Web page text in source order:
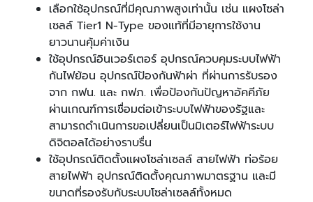
เลือกใช้อุปกรณ์ที่มีคุณภาพสูงเท่านั้น เช่น แผงโซล่า
เซลล์ Tier1 N-Type ของแท้ที่มีอายุการใช้งาน
ยาวนานคุ้มค่าเงิน
ใช้อุปกรณ์อินเวอร์เตอร์ อุปกรณ์ควบคุมระบบไฟฟ้า
กันไฟย้อน อุปกรณ์ป้องกันฟ้าผ่า ที่ผ่านการรับรอง
จาก กฟน. และ กฟภ. เพื่อป้องกันปัญหาอัคคีภัย
ผ่านเกณฑ์การเชื่อมต่อเข้าระบบไฟฟ้าของรัฐและ
สามารถดำเนินการขอเปลี่ยนเป็นมิเตอร์ไฟฟ้าระบบ
ดิจิตอลได้อย่างราบรื่น
ใช้อุปกรณ์ติดตั้งแผงโซล่าเซลล์ สายไฟฟ้า ท่อร้อย
สายไฟฟ้า อุปกรณ์ติดตั้งคุณภาพมาตรฐาน และมี
ขนาดที่รองรับกับระบบโซล่าเซลล์ทั้งหมด